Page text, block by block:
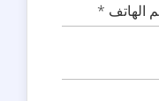
الهاتف *